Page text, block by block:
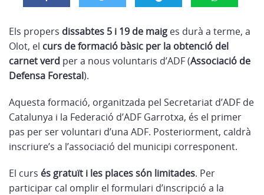
Els propers dissabtes 5 i 19 de maig es durà a terme, a
Olot, el curs de formació bàsic per la obtenció del
carnet verd per a nous voluntaris d’ADF (Associació de
Defensa Forestal).
Aquesta formació, organitzada pel Secretariat d’ADF de
Catalunya i la Federació d’ADF Garrotxa, és el primer
pas per ser voluntari d’una ADF. Posteriorment, caldrà
inscriure’s a l’associació del municipi corresponent.
El curs és gratuït i les places són limitades. Per
participar cal omplir el formulari d’inscripció a la